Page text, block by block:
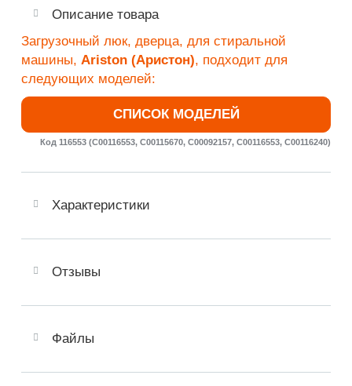
Описание товара
Загрузочный люк, дверца, для стиральной
машины, Ariston (Аристон), подходит для
следующих моделей:
СПИСОК МОДЕЛЕЙ
Код 116553 (C00116553, C00115670, C00092157, C00116553, C00116240)
Характеристики
Отзывы
Файлы